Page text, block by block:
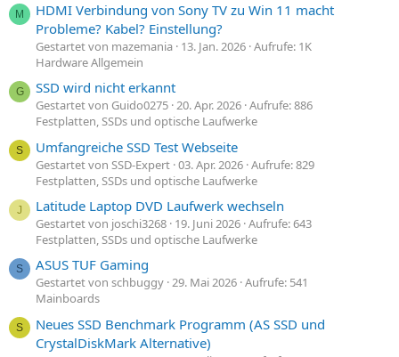
M
HDMI Verbindung von Sony TV zu Win 11 macht
Probleme? Kabel? Einstellung?
Gestartet von mazemania 13. Jan. 2026 Aufrufe: 1K
Hardware Allgemein
G SSD wird nicht erkannt
Gestartet von Guido0275 20. Apr. 2026 Aufrufe: 886
Festplatten, SSDs und optische Laufwerke
S Umfangreiche SSD Test Webseite
Gestartet von SSD-Expert 03. Apr. 2026 Aufrufe: 829
Festplatten, SSDs und optische Laufwerke
J Latitude Laptop DVD Laufwerk wechseln
Gestartet von joschi3268 19. Juni 2026 Aufrufe: 643
Festplatten, SSDs und optische Laufwerke
S ASUS TUF Gaming
Gestartet von schbuggy 29. Mai 2026 Aufrufe: 541
Mainboards
S
Neues SSD Benchmark Programm (AS SSD und
CrystalDiskMark Alternative)